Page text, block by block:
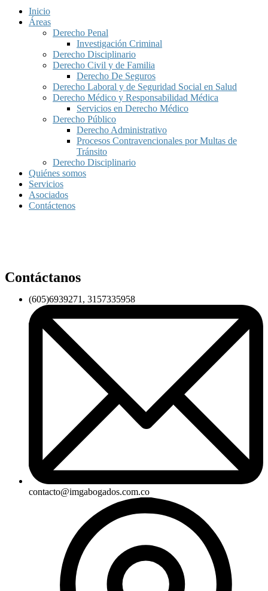
Inicio
Áreas
Derecho Penal
Investigación Criminal
Derecho Disciplinario
Derecho Civil y de Familia
Derecho De Seguros
Derecho Laboral y de Seguridad Social en Salud
Derecho Médico y Responsabilidad Médica
Servicios en Derecho Médico
Derecho Público
Derecho Administrativo
Procesos Contravencionales por Multas de
Tránsito
Derecho Disciplinario
Quiénes somos
Servicios
Asociados
Contáctenos
Contáctanos
(605)6939271, 3157335958
contacto@imgabogados.com.co